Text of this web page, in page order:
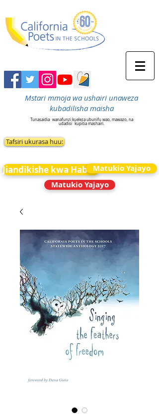
Mstari mmoja wa ushairi unaweza
kubadilisha maisha
Tunasaidia wanafunzi kueleza ubunifu wao, mawazo, na
udadisi kupitia mashairi.
Tafsiri ukurasa huu:
Jiandikishe kwa HabariMatukio Yajayo
Matukio Yajayo